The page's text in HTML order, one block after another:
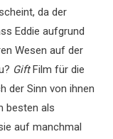
da der
Eddie aufgrund
Wesen auf der
GiftFilm für die
der Sinn von ihnen
besten als
auf manchmal